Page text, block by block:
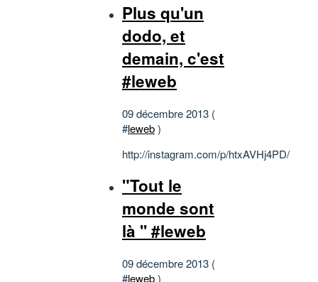
Plus qu'un
dodo, et
demain, c'est
#leweb
09 décembre 2013 (
#leweb)
http://instagram.com/p/htxAVHj4PD/
"Tout le
monde sont
là '' #leweb
09 décembre 2013 (
#leweb)